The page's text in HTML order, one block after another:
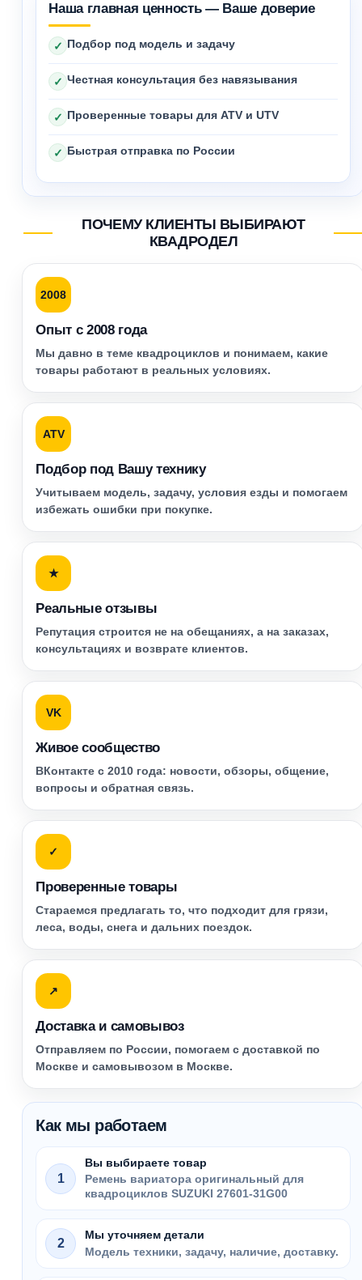
Наша главная ценность — Ваше доверие
✓ Подбор под модель и задачу
✓ Честная консультация без навязывания
✓ Проверенные товары для ATV и UTV
✓ Быстрая отправка по России
ПОЧЕМУ КЛИЕНТЫ ВЫБИРАЮТ
КВАДРОДЕЛ
2008
Опыт с 2008 года
Мы давно в теме квадроциклов и понимаем, какие
товары работают в реальных условиях.
ATV
Подбор под Вашу технику
Учитываем модель, задачу, условия езды и помогаем
избежать ошибки при покупке.
★
Реальные отзывы
Репутация строится не на обещаниях, а на заказах,
консультациях и возврате клиентов.
VK
Живое сообщество
ВКонтакте с 2010 года: новости, обзоры, общение,
вопросы и обратная связь.
✓
Проверенные товары
Стараемся предлагать то, что подходит для грязи,
леса, воды, снега и дальних поездок.
↗
Доставка и самовывоз
Отправляем по России, помогаем с доставкой по
Москве и самовывозом в Москве.
Как мы работаем
1
Вы выбираете товар
Ремень вариатора оригинальный для
квадроциклов SUZUKI 27601-31G00
2
Мы уточняем детали
Модель техники, задачу, наличие, доставку.